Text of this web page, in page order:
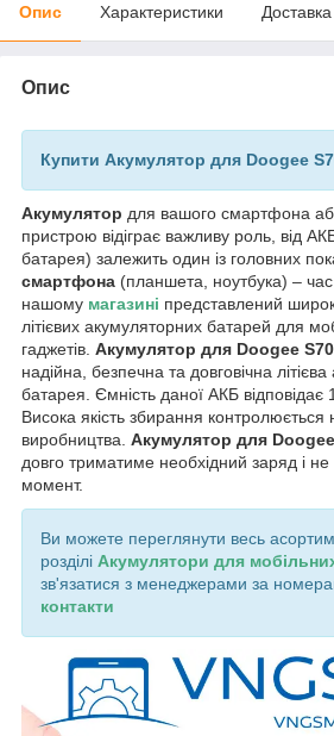
Опис Характеристики Доставка
Опис
Купити Акумулятор для Doogee
Акумулятор для вашого смартфона
пристрою відіграє важливу роль, від
батарея) залежить один із головних
смартфона (планшета, ноутбука) –
нашому магазині представлений
літієвих акумуляторних батарей для
гаджетів. Акумулятор для Doogee
надійна, безпечна та довговічна
батарея. Ємність даної АКБ відповідає
Висока якість збирання контролюється
виробництва. Акумулятор для
довго триматиме необхідний заряд і не
момент.
Ви можете переглянути весь
розділі Акумулятори для
зв'язатися з менеджерами за
контакти